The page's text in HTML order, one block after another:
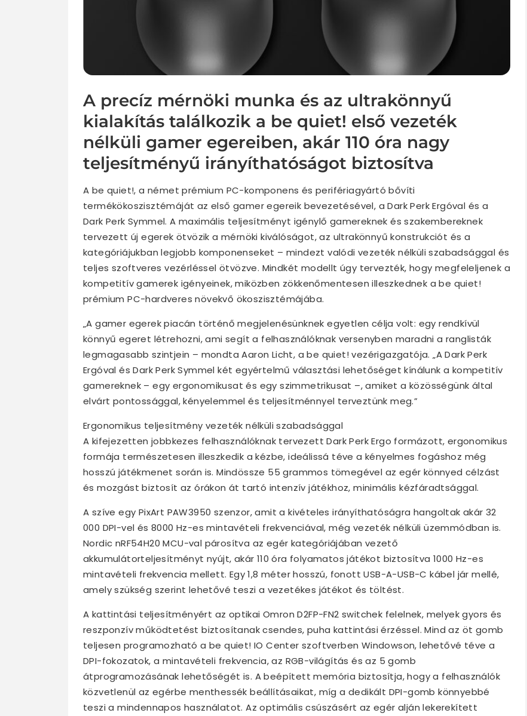
A precíz mérnöki munka és az ultrakönnyű
kialakítás találkozik a be quiet! első vezeték
nélküli gamer egereiben, akár 110 óra nagy
teljesítményű irányíthatóságot biztosítva
A be quiet!, a német prémium PC-komponens és perifériagyártó bővíti
termékökoszisztémáját az első gamer egereik bevezetésével, a Dark Perk Ergóval és a
Dark Perk Symmel. A maximális teljesítményt igénylő gamereknek és szakembereknek
tervezett új egerek ötvözik a mérnöki kiválóságot, az ultrakönnyű konstrukciót és a
kategóriájukban legjobb komponenseket – mindezt valódi vezeték nélküli szabadsággal és
teljes szoftveres vezérléssel ötvözve. Mindkét modellt úgy tervezték, hogy megfeleljenek a
kompetitív gamerek igényeinek, miközben zökkenőmentesen illeszkednek a be quiet!
prémium PC-hardveres növekvő ökoszisztémájába.
„A gamer egerek piacán történő megjelenésünknek egyetlen célja volt: egy rendkívül
könnyű egeret létrehozni, ami segít a felhasználóknak versenyben maradni a ranglisták
legmagasabb szintjein – mondta Aaron Licht, a be quiet! vezérigazgatója. „A Dark Perk
Ergóval és Dark Perk Symmel két egyértelmű választási lehetőséget kínálunk a kompetitív
gamereknek – egy ergonomikusat és egy szimmetrikusat –, amiket a közösségünk által
elvárt pontossággal, kényelemmel és teljesítménnyel terveztünk meg.”
Ergonomikus teljesítmény vezeték nélküli szabadsággal
A kifejezetten jobbkezes felhasználóknak tervezett Dark Perk Ergo formázott, ergonomikus
formája természetesen illeszkedik a kézbe, ideálissá téve a kényelmes fogáshoz még
hosszú játékmenet során is. Mindössze 55 grammos tömegével az egér könnyed célzást
és mozgást biztosít az órákon át tartó intenzív játékhoz, minimális kézfáradtsággal.
A szíve egy PixArt PAW3950 szenzor, amit a kivételes irányíthatóságra hangoltak akár 32
000 DPI-vel és 8000 Hz-es mintavételi frekvenciával, még vezeték nélküli üzemmódban is.
Nordic nRF54H20 MCU-val párosítva az egér kategóriájában vezető
akkumulátorteljesítményt nyújt, akár 110 óra folyamatos játékot biztosítva 1000 Hz-es
mintavételi frekvencia mellett. Egy 1,8 méter hosszú, fonott USB-A-USB-C kábel jár mellé,
amely szükség szerint lehetővé teszi a vezetékes játékot és töltést.
A kattintási teljesítményért az optikai Omron D2FP-FN2 switchek felelnek, melyek gyors és
reszponzív működtetést biztosítanak csendes, puha kattintási érzéssel. Mind az öt gomb
teljesen programozható a be quiet! IO Center szoftverben Windowson, lehetővé téve a
DPI-fokozatok, a mintavételi frekvencia, az RGB-világítás és az 5 gomb
átprogramozásának lehetőségét is. A beépített memória biztosítja, hogy a felhasználók
közvetlenül az egérbe menthessék beállításaikat, míg a dedikált DPI-gomb könnyebbé
teszi a mindennapos használatot. Az optimális csúszásért az egér alján lekerekített